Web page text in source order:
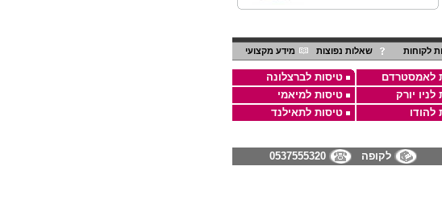
לקוחות שאלות נפוצות מידע מקצועי
לאמסטרדם
טיסות לברצלונה
לניו יורק
טיסות למיאמי
להודו
טיסות לתאילנד
לקופה 0537555320